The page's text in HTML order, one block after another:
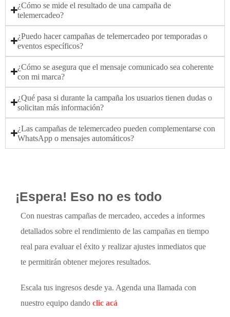
¿Cómo se mide el resultado de una campaña de
telemercadeo?
¿Puedo hacer campañas de telemercadeo por temporadas o
eventos específicos?
¿Cómo se asegura que el mensaje comunicado sea coherente
con mi marca?
¿Qué pasa si durante la campaña los usuarios tienen dudas o
solicitan más información?
¿Las campañas de telemercadeo pueden complementarse con
WhatsApp o mensajes automáticos?
¡Espera! Eso no es todo
Con nuestras campañas de mercadeo, accedes a informes
detallados sobre el rendimiento de las campañas en tiempo
real para evaluar el éxito y realizar ajustes inmediatos que
te permitirán obtener mejores resultados.
Escala tus ingresos desde ya. Agenda una llamada con
nuestro equipo dando clic acá